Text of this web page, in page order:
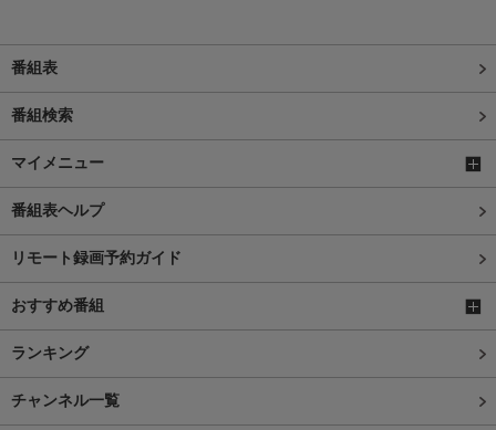
番組表
番組検索
マイメニュー
番組表ヘルプ
リモート録画予約ガイド
おすすめ番組
ランキング
チャンネル一覧